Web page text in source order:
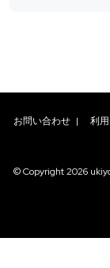
お問い合わせ | 利
© Copyright2026